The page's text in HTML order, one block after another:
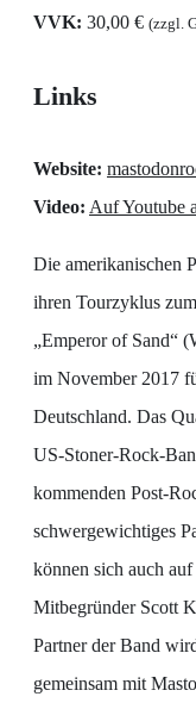
VVK: 30,00 € (zzgl.
Links
Website:
Video: Auf Youtube
Die amerikanischen
ihren Tourzyklus
„Emperor of Sand“
im November 2017
Deutschland. Das
US-Stoner-Rock-
kommenden Post-
schwergewichtiges
können sich auch
Mitbegründer Scott
Partner der Band
gemeinsam mit